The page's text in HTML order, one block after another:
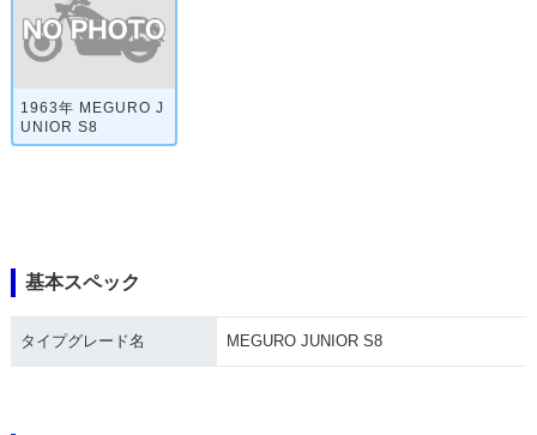
1963年 MEGURO J
UNIOR S8
基本スペック
タイプグレード名 MEGURO JUNIOR S8